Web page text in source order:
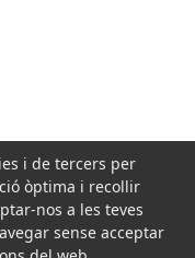
i de tercers per
òptima i recollir
nos a les teves
sense acceptar